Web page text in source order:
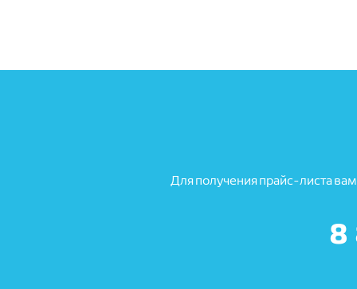
Для получения прайс-листа
8